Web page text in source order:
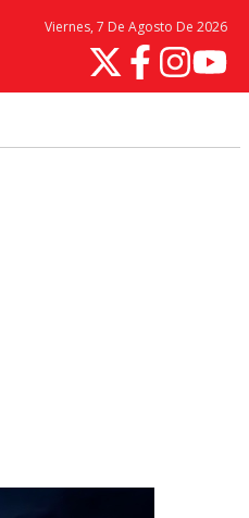
Viernes, 7 De Agosto De 2026